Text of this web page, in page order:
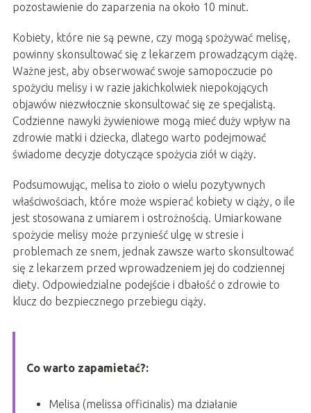
pozostawienie do zaparzenia na około 10 minut.
Kobiety, które nie są pewne, czy mogą spożywać melisę,
powinny skonsultować się z lekarzem prowadzącym ciążę.
Ważne jest, aby obserwować swoje samopoczucie po
spożyciu melisy i w razie jakichkolwiek niepokojących
objawów niezwłocznie skonsultować się ze specjalistą.
Codzienne nawyki żywieniowe mogą mieć duży wpływ na
zdrowie matki i dziecka, dlatego warto podejmować
świadome decyzje dotyczące spożycia ziół w ciąży.
Podsumowując, melisa to zioło o wielu pozytywnych
właściwościach, które może wspierać kobiety w ciąży, o ile
jest stosowana z umiarem i ostrożnością. Umiarkowane
spożycie melisy może przynieść ulgę w stresie i
problemach ze snem, jednak zawsze warto skonsultować
się z lekarzem przed wprowadzeniem jej do codziennej
diety. Odpowiedzialne podejście i dbałość o zdrowie to
klucz do bezpiecznego przebiegu ciąży.
Co warto zapamietać?:
Melisa (melissa officinalis) ma działanie